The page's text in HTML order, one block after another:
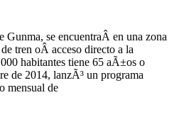
Gunma, se encuentraÂ en una zona
tren oÂ acceso directo a la
habitantes tiene 65 aÃ±os o
de 2014, lanzÃ³ un programa
mensual de